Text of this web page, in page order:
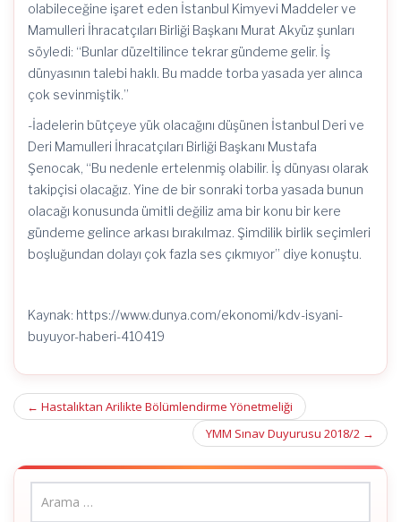
olabileceğine işaret eden İstanbul Kimyevi Maddeler ve
Mamulleri İhracatçıları Birliği Başkanı Murat Akyüz şunları
söyledi: “Bunlar düzeltilince tekrar gündeme gelir. İş
dünyasının talebi haklı. Bu madde torba yasada yer alınca
çok sevinmiştik.”
-İadelerin bütçeye yük olacağını düşünen İstanbul Deri ve
Deri Mamulleri İhracatçıları Birliği Başkanı Mustafa
Şenocak, “Bu nedenle ertelenmiş olabilir. İş dünyası olarak
takipçisi olacağız. Yine de bir sonraki torba yasada bunun
olacağı konusunda ümitli değiliz ama bir konu bir kere
gündeme gelince arkası bırakılmaz. Şimdilik birlik seçimleri
boşluğundan dolayı çok fazla ses çıkmıyor” diye konuştu.
Kaynak: https://www.dunya.com/ekonomi/kdv-isyani-
buyuyor-haberi-410419
Post
navigation
← Hastalıktan Arilikte Bölümlendirme Yönetmeliği
YMM Sınav Duyurusu 2018/2 →